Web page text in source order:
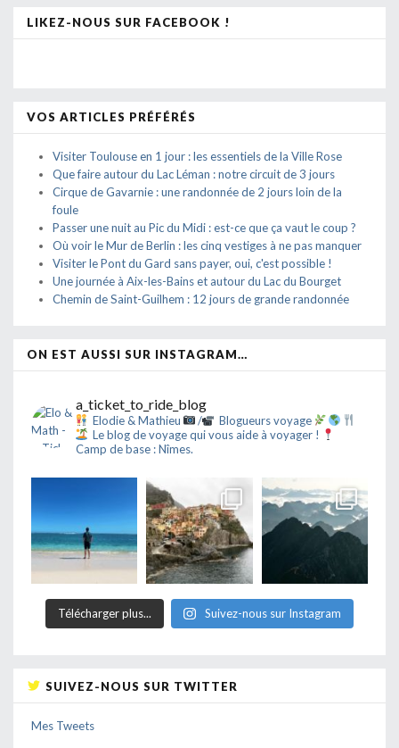
LIKEZ-NOUS SUR FACEBOOK !
VOS ARTICLES PRÉFÉRÉS
Visiter Toulouse en 1 jour : les essentiels de la Ville Rose
Que faire autour du Lac Léman : notre circuit de 3 jours
Cirque de Gavarnie : une randonnée de 2 jours loin de la
foule
Passer une nuit au Pic du Midi : est-ce que ça vaut le coup ?
Où voir le Mur de Berlin : les cinq vestiges à ne pas manquer
Visiter le Pont du Gard sans payer, oui, c'est possible !
Une journée à Aix-les-Bains et autour du Lac du Bourget
Chemin de Saint-Guilhem : 12 jours de grande randonnée
ON EST AUSSI SUR INSTAGRAM…
a_ticket_to_ride_blog
Elodie & Mathieu /
Blogueurs voyage
Le blog de voyage qui vous aide à voyager !
Camp de base : Nîmes.
Télécharger plus... Suivez-nous sur Instagram
SUIVEZ-NOUS SUR TWITTER
Mes Tweets